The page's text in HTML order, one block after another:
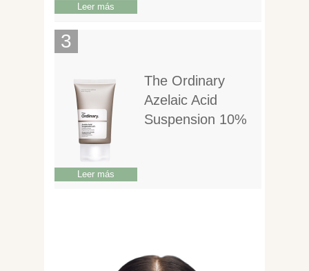
Leer más
The Ordinary
Azelaic Acid
Suspension 10%
Leer más